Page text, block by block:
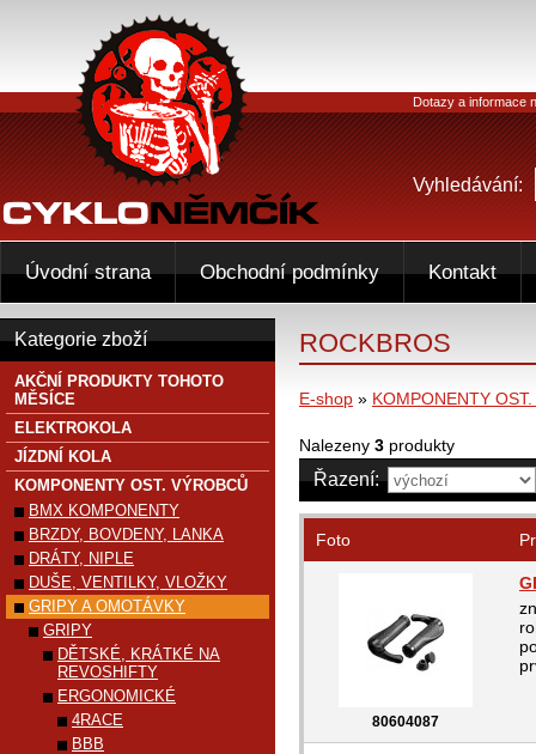
ROCKBROS
E-shop » KOMPONENTY
Nalezeny 3 produkty
Řazení:
Foto
80604087
Kategorie zboží
AKČNÍ PRODUKTY TOHOTO
MĚSÍCE
ELEKTROKOLA
JÍZDNÍ KOLA
KOMPONENTY OST. VÝROBCŮ
BMX KOMPONENTY
BRZDY, BOVDENY, LANKA
DRÁTY, NIPLE
DUŠE, VENTILKY, VLOŽKY
GRIPY A OMOTÁVKY
GRIPY
DĚTSKÉ, KRÁTKÉ NA
REVOSHIFTY
ERGONOMICKÉ
4RACE
BBB
Dotazy a informace
Vyhledávání:
Úvodní strana Obchodní podmínky Kontakt